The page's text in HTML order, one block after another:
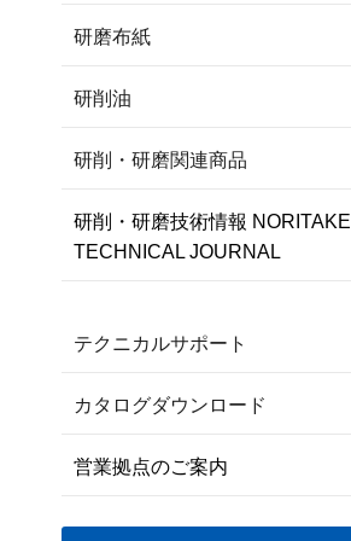
研磨布紙
研削油
研削・研磨関連商品
研削・研磨技術情報 NORITAKE
TECHNICAL JOURNAL
テクニカルサポート
カタログダウンロード
営業拠点のご案内